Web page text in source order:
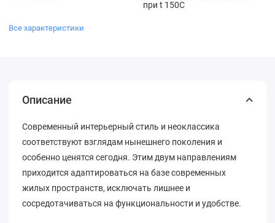
при t 150C
Все характеристики
Описание
Современный интерьерный стиль и неоклассика
соответствуют взглядам нынешнего поколения и
особенно ценятся сегодня. Этим двум направлениям
приходится адаптироваться на базе современных
жилых пространств, исключать лишнее и
сосредотачиваться на функциональности и удобстве.